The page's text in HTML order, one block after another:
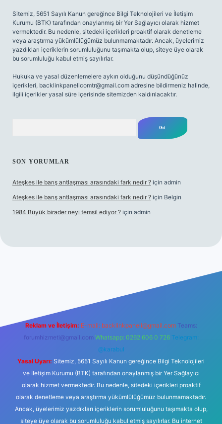
Sitemiz, 5651 Sayılı Kanun gereğince Bilgi Teknolojileri ve İletişim
Kurumu (BTK) tarafından onaylanmış bir Yer Sağlayıcı olarak hizmet
vermektedir. Bu nedenle, sitedeki içerikleri proaktif olarak denetleme
veya araştırma yükümlülüğümüz bulunmamaktadır. Ancak, üyelerimiz
yazdıkları içeriklerin sorumluluğunu taşımakta olup, siteye üye olarak
bu sorumluluğu kabul etmiş sayılırlar.
Hukuka ve yasal düzenlemelere aykırı olduğunu düşündüğünüz
içerikleri, backlinkpanelicomtr@gmail.com adresine bildirmeniz halinde,
ilgili içerikler yasal süre içerisinde sitemizden kaldırılacaktır.
SON YORUMLAR
Ateşkes ile barış antlaşması arasındaki fark nedir ? için admin
Ateşkes ile barış antlaşması arasındaki fark nedir ? için Belgin
1984 Büyük birader neyi temsil ediyor ? için admin
Reklam ve İletişim: E-mail: backlinkpaneli@gmail.com Teams:
forumhizmeti@gmail.com Whatsapp: 0262 606 0 726 Telegram:
@karabul
Yasal Uyarı: Sitemiz, 5651 Sayılı Kanun gereğince Bilgi Teknolojileri
ve İletişim Kurumu (BTK) tarafından onaylanmış bir Yer Sağlayıcı
olarak hizmet vermektedir. Bu nedenle, sitedeki içerikleri proaktif
olarak denetleme veya araştırma yükümlülüğümüz bulunmamaktadır.
Ancak, üyelerimiz yazdıkları içeriklerin sorumluluğunu taşımakta olup,
siteye üye olarak bu sorumluluğu kabul etmiş sayılırlar. Bu internet